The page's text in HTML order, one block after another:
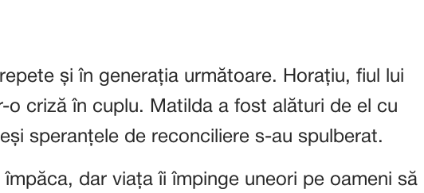
și în generația următoare. Horațiu, fiul lui
o criză în cuplu. Matilda a fost alături de el cu
speranțele de reconciliere s-au spulberat.
dar viața îi împinge uneori pe oameni să